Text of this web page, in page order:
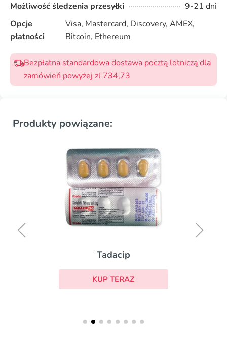
Możliwość śledzenia przesyłki
9-21 dni
Opcje
płatności
Visa, Mastercard, Discovery, AMEX,
Bitcoin, Ethereum
Bezpłatna standardowa dostawa pocztą lotniczą dla
zamówień powyżej zl 734,73
Produkty powiązane:
Tadacip
KUP TERAZ